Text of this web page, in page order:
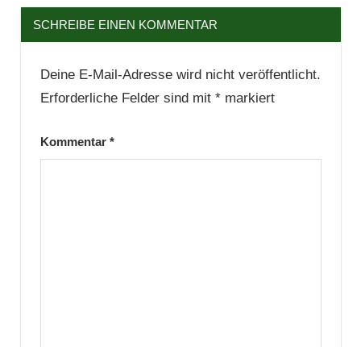
SCHREIBE EINEN KOMMENTAR
Deine E-Mail-Adresse wird nicht veröffentlicht.
Erforderliche Felder sind mit *markiert
Kommentar *